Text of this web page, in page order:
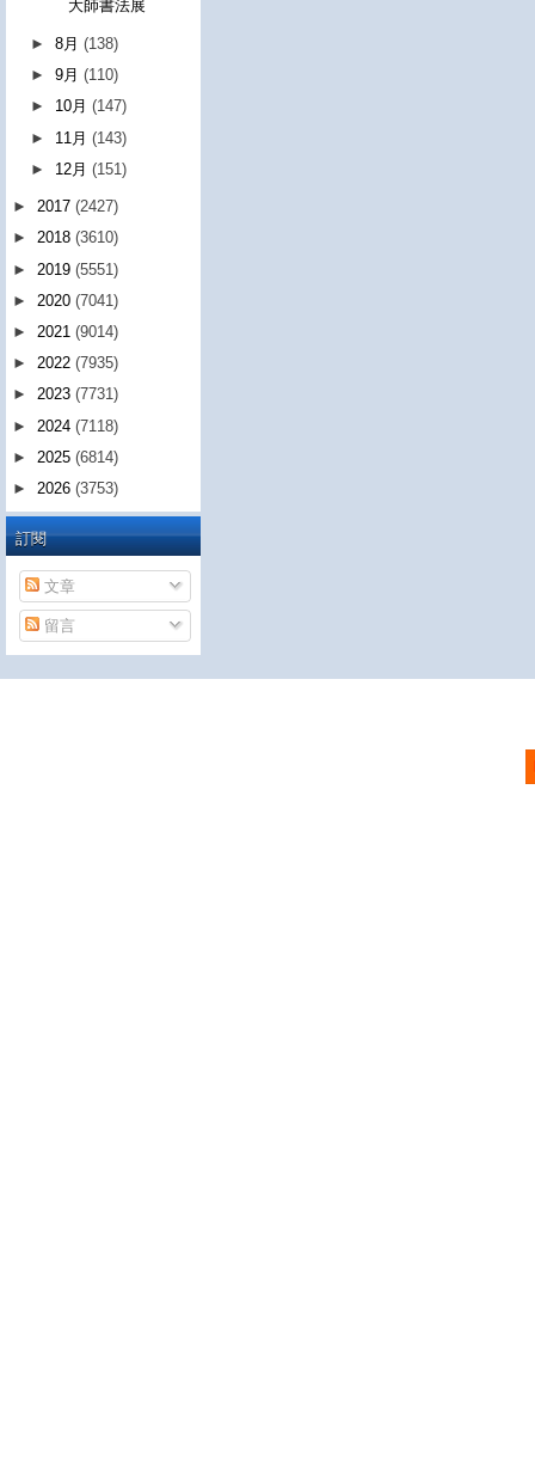
大師書法展
►8月(138)
►9月(110)
► 10月(147)
► 11月(143)
► 12月(151)
► 2017 (2427)
► 2018 (3610)
► 2019 (5551)
► 2020 (7041)
► 2021 (9014)
► 2022 (7935)
► 2023 (7731)
► 2024 (7118)
► 2025 (6814)
► 2026 (3753)
訂閱
文章
留言